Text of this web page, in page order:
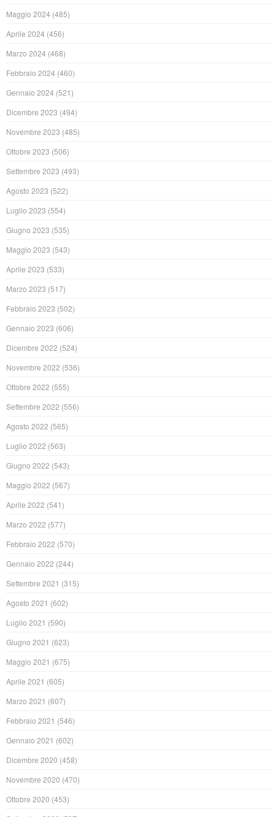
Maggio 2024 (485)
Aprile 2024 (456)
Marzo 2024 (468)
Febbraio 2024 (460)
Gennaio 2024 (521)
Dicembre 2023 (494)
Novembre 2023 (485)
Ottobre 2023 (506)
Settembre 2023 (493)
Agosto 2023 (522)
Luglio 2023 (554)
Giugno 2023 (535)
Maggio 2023 (543)
Aprile 2023 (533)
Marzo 2023 (517)
Febbraio 2023 (502)
Gennaio 2023 (606)
Dicembre 2022 (524)
Novembre 2022 (536)
Ottobre 2022 (555)
Settembre 2022 (556)
Agosto 2022 (565)
Luglio 2022 (563)
Giugno 2022 (543)
Maggio 2022 (567)
Aprile 2022 (541)
Marzo 2022 (577)
Febbraio 2022 (570)
Gennaio 2022 (244)
Settembre 2021 (315)
Agosto 2021 (602)
Luglio 2021 (590)
Giugno 2021 (623)
Maggio 2021 (675)
Aprile 2021 (605)
Marzo 2021 (607)
Febbraio 2021 (546)
Gennaio 2021 (602)
Dicembre 2020 (458)
Novembre 2020 (470)
Ottobre 2020 (453)